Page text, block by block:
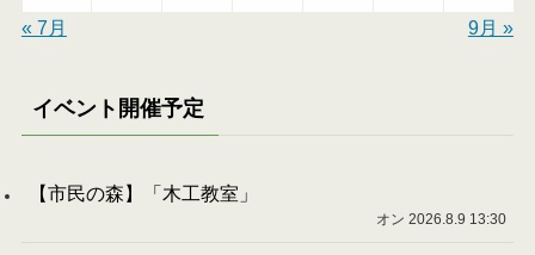
« 7月
9月 »
イベント開催予定
【市民の森】「木工教室」
オン 2026.8.9 13:30